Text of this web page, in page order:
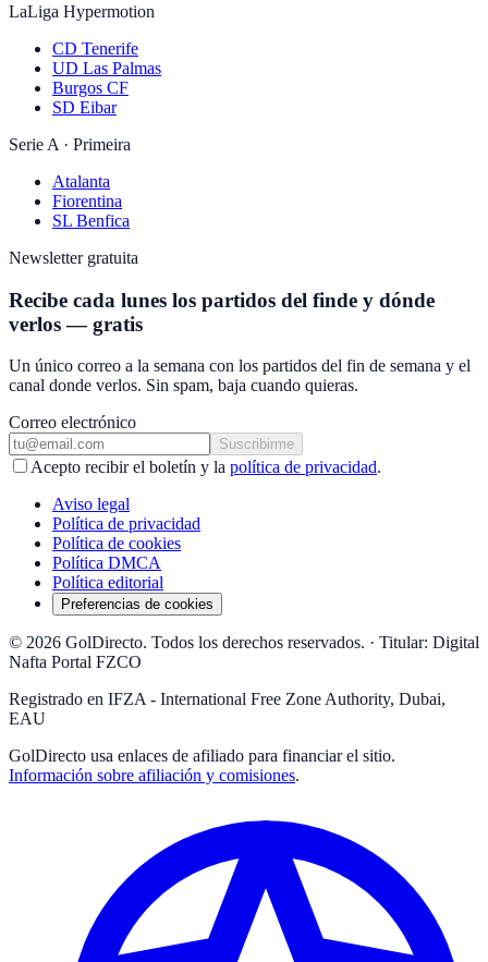
LaLiga Hypermotion
CD Tenerife
UD Las Palmas
Burgos CF
SD Eibar
Serie A · Primeira
Atalanta
Fiorentina
SL Benfica
Newsletter gratuita
Recibe cada lunes los partidos del finde y dónde
verlos — gratis
Un único correo a la semana con los partidos del fin de semana y el
canal donde verlos. Sin spam, baja cuando quieras.
Correo electrónico
Suscribirme
Acepto recibir el boletín y la política de privacidad.
Aviso legal
Política de privacidad
Política de cookies
Política DMCA
Política editorial
Preferencias de cookies
© 2026 GolDirecto. Todos los derechos reservados. · Titular: Digital
Nafta Portal FZCO
Registrado en IFZA - International Free Zone Authority, Dubai,
EAU
GolDirecto usa enlaces de afiliado para financiar el sitio.
Información sobre afiliación y comisiones.